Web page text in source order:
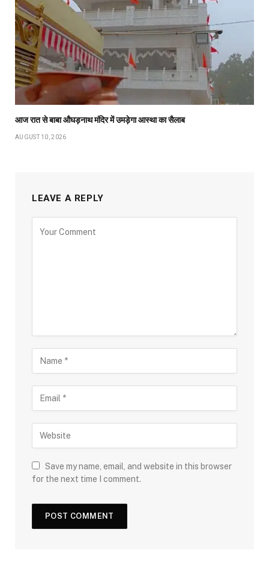
आज रात से बाबा औघड़नाथ मंदिर में उमड़ेगा आस्था का सैलाब
AUGUST 10, 2026
LEAVE A REPLY
Save my name, email, and website in this browser
for the next time I comment.